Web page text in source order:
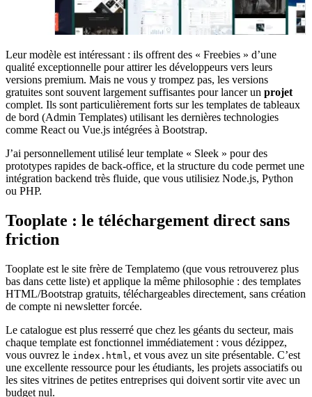
Leur modèle est intéressant : ils offrent des « Freebies » d’une
qualité exceptionnelle pour attirer les développeurs vers leurs
versions premium. Mais ne vous y trompez pas, les versions
gratuites sont souvent largement suffisantes pour lancer un projet
complet. Ils sont particulièrement forts sur les templates de tableaux
de bord (Admin Templates) utilisant les dernières technologies
comme React ou Vue.js intégrées à Bootstrap.
J’ai personnellement utilisé leur template « Sleek » pour des
prototypes rapides de back-office, et la structure du code permet une
intégration backend très fluide, que vous utilisiez Node.js, Python
ou PHP.
Tooplate : le téléchargement direct sans
friction
Tooplate est le site frère de Templatemo (que vous retrouverez plus
bas dans cette liste) et applique la même philosophie : des templates
HTML/Bootstrap gratuits, téléchargeables directement, sans création
de compte ni newsletter forcée.
Le catalogue est plus resserré que chez les géants du secteur, mais
chaque template est fonctionnel immédiatement : vous dézippez,
vous ouvrez le index.html , et vous avez un site présentable. C’est
une excellente ressource pour les étudiants, les projets associatifs ou
les sites vitrines de petites entreprises qui doivent sortir vite avec un
budget nul.